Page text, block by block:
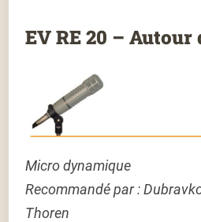
EV RE 20 – Autour
Micro dynamique
Recommandé par :
Thoren